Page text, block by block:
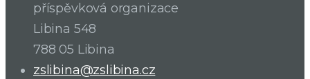
příspěvková organizace
Libina 548
788 05 Libina
zslibina@zslibina.cz